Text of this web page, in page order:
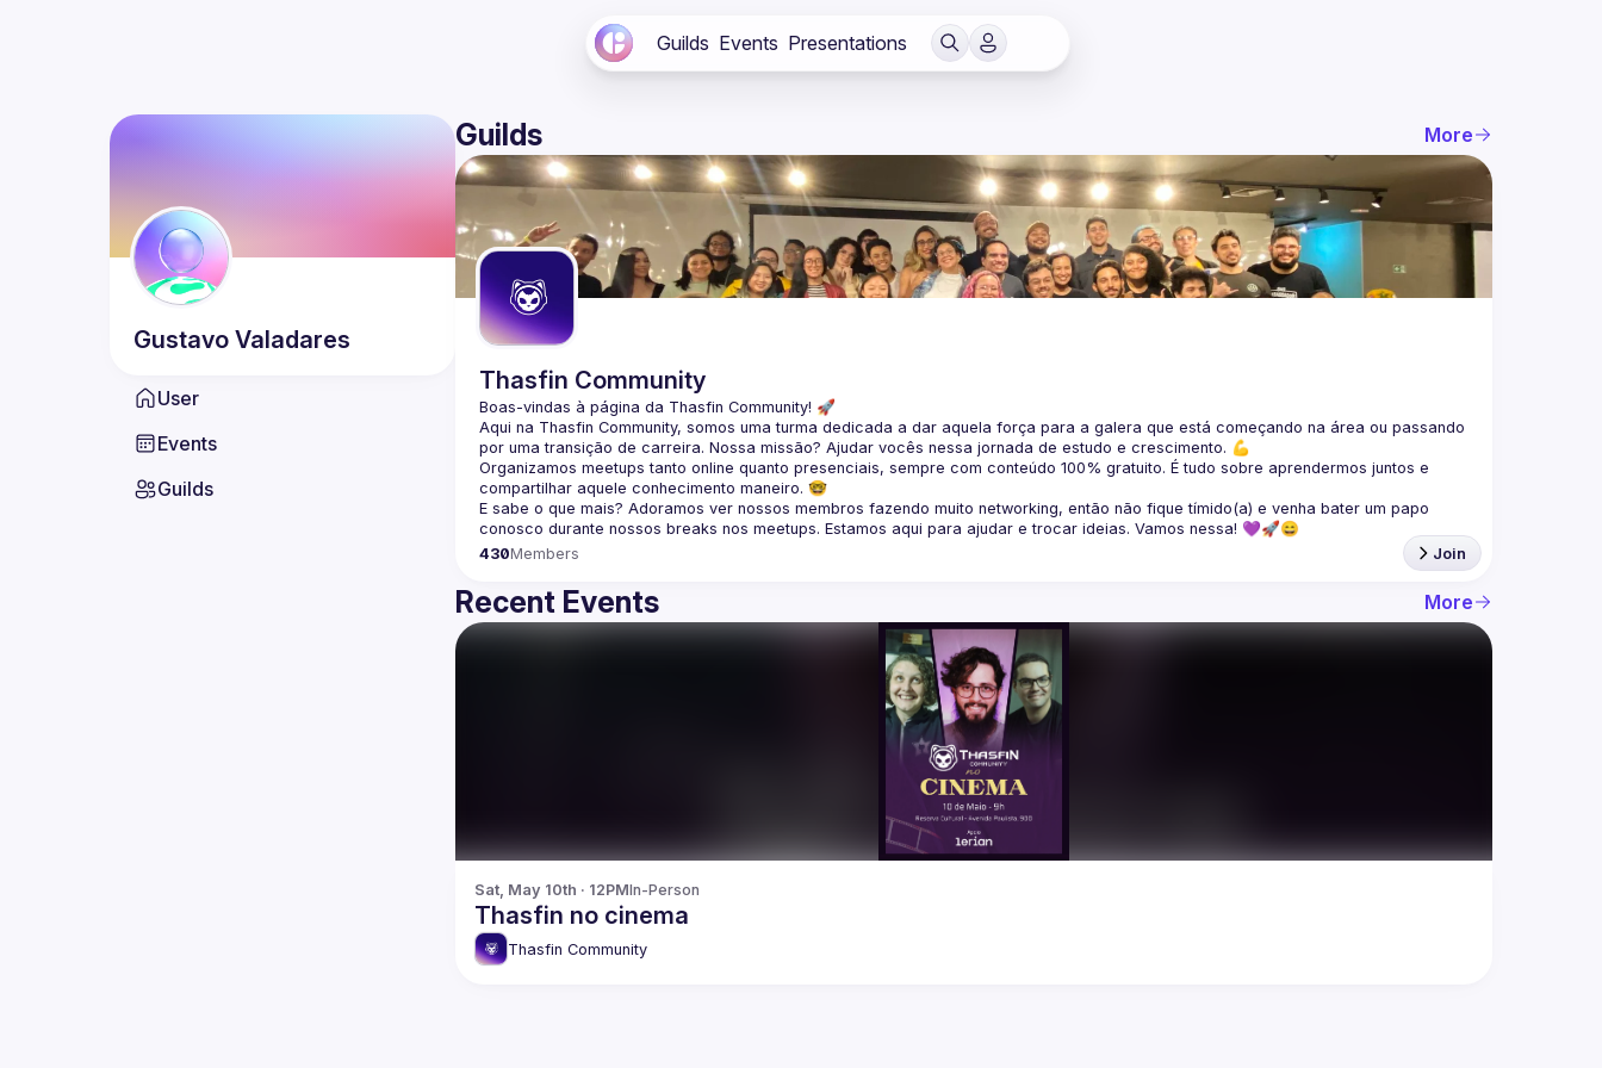
Guilds Events Presentations
Gustavo Valadares
User
Events
Guilds
Guilds More
Thasfin Community
Boas-vindas à página da Thasfin Community! 🚀
Aqui na Thasfin Community, somos uma turma dedicada a dar aquela força para a galera que está começando na área ou passando
por uma transição de carreira. Nossa missão? Ajudar vocês nessa jornada de estudo e crescimento. 💪
Organizamos meetups tanto online quanto presenciais, sempre com conteúdo 100% gratuito. É tudo sobre aprendermos juntos e
compartilhar aquele conhecimento maneiro. 🤓
E sabe o que mais? Adoramos ver nossos membros fazendo muito networking, então não fique tímido(a) e venha bater um papo
conosco durante nossos breaks nos meetups. Estamos aqui para ajudar e trocar ideias. Vamos nessa! 💜🚀😄
430Members Join
Recent Events More
Sat, May 10th · 12PMIn-Person
Thasfin no cinema
Thasfin Community